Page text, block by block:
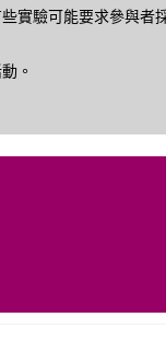
驗可能要求參與者
。